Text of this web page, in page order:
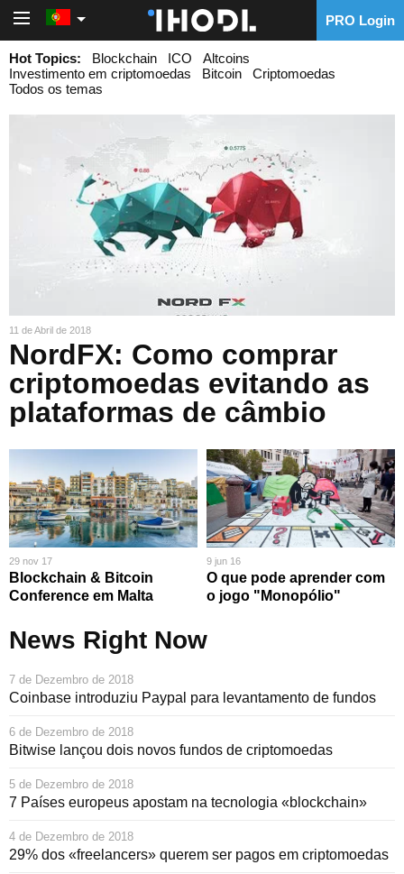
PRO Login
Hot Topics:
Blockchain ICO
Altcoins
Investimento em criptomoedas
Bitcoin
Criptomoedas
Todos os temas
11 de Abril de 2018
NordFX: Como comprar
criptomoedas evitando as
plataformas de câmbio
29 nov 17
Blockchain & Bitcoin
Conference em Malta
9 jun 16
O que pode aprender com
o jogo "Monopólio"
News Right Now
7 de Dezembro de 2018
Coinbase introduziu Paypal para levantamento de fundos
6 de Dezembro de 2018
Bitwise lançou dois novos fundos de criptomoedas
5 de Dezembro de 2018
7 Países europeus apostam na tecnologia «blockchain»
4 de Dezembro de 2018
29% dos «freelancers» querem ser pagos em criptomoedas